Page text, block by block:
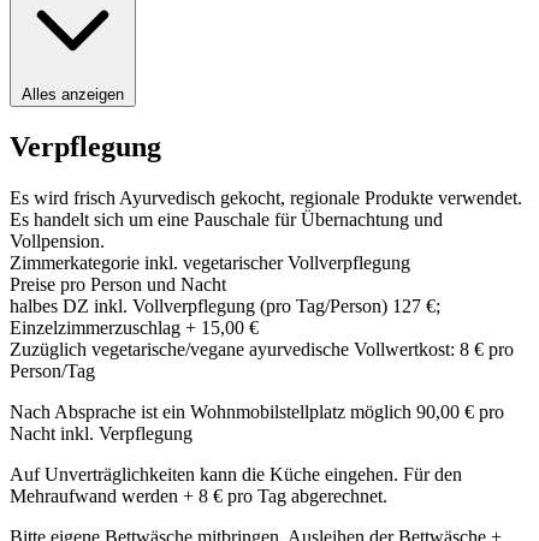
Alles anzeigen
Verpflegung
Es wird frisch Ayurvedisch gekocht, regionale Produkte verwendet.
Es handelt sich um eine Pauschale für Übernachtung und
Vollpension.
Zimmerkategorie inkl. vegetarischer Vollverpflegung
Preise pro Person und Nacht
halbes DZ inkl. Vollverpflegung (pro Tag/Person) 127 €;
Einzelzimmerzuschlag + 15,00 €
Zuzüglich vegetarische/vegane ayurvedische Vollwertkost: 8 € pro
Person/Tag
Nach Absprache ist ein Wohnmobilstellplatz möglich 90,00 € pro
Nacht inkl. Verpflegung
Auf Unverträglichkeiten kann die Küche eingehen. Für den
Mehraufwand werden + 8 € pro Tag abgerechnet.
Bitte eigene Bettwäsche mitbringen. Ausleihen der Bettwäsche +